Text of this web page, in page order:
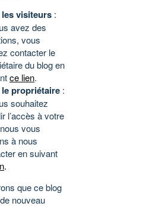
visiteurs :
avez des
vous
contacter le
du blog en
ce lien.
propriétaire :
souhaitez
l’accès à votre
vous
à nous
en suivant
.
que ce blog
nouveau